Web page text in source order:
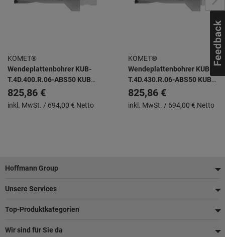
KOMET®
Wendeplattenbohrer KUB-
T.4D.400.R.06-ABS50 KUB
TRIGON -
825,86 €
inkl. MwSt. / 694,00 € Netto
KOMET®
Wendeplattenbohrer KUB-
T.4D.430.R.06-ABS50 KUB
TRIGON -
825,86 €
inkl. MwSt. / 694,00 € Netto
Fußzeile
Hoffmann Group
Unsere Services
Top-Produktkategorien
Wir sind für Sie da